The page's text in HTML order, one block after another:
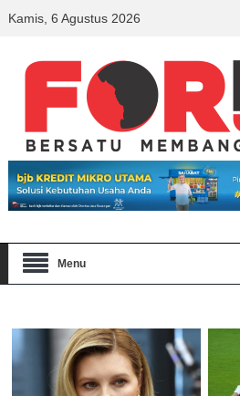
Kamis, 6 Agustus 2026
Menu